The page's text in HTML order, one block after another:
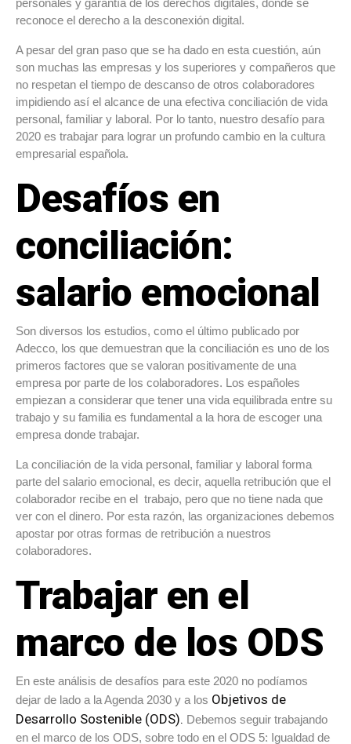
personales y garantía de los derechos digitales, donde se
reconoce el derecho a la desconexión digital.
A pesar del gran paso que se ha dado en esta cuestión, aún
son muchas las empresas y los superiores y compañeros que
no respetan el tiempo de descanso de otros colaboradores
impidiendo así el alcance de una efectiva conciliación de vida
personal, familiar y laboral. Por lo tanto, nuestro desafío para
2020 es trabajar para lograr un profundo cambio en la cultura
empresarial española.
Desafíos en
conciliación:
salario emocional
Son diversos los estudios, como el último publicado por
Adecco, los que demuestran que la conciliación es uno de los
primeros factores que se valoran positivamente de una
empresa por parte de los colaboradores. Los españoles
empiezan a considerar que tener una vida equilibrada entre su
trabajo y su familia es fundamental a la hora de escoger una
empresa donde trabajar.
La conciliación de la vida personal, familiar y laboral forma
parte del salario emocional, es decir, aquella retribución que el
colaborador recibe en el trabajo, pero que no tiene nada que
ver con el dinero. Por esta razón, las organizaciones debemos
apostar por otras formas de retribución a nuestros
colaboradores.
Trabajar en el
marco de los ODS
En este análisis de desafíos para este 2020 no podíamos
dejar de lado a la Agenda 2030 y a los Objetivos de
Desarrollo Sostenible (ODS). Debemos seguir trabajando
en el marco de los ODS, sobre todo en el ODS 5: Igualdad de